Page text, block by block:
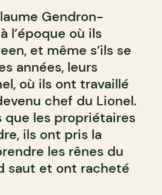
Gendron-
l’époque où ils
et même s’ils se
années, leurs
où ils ont travaillé
chef du Lionel.
que les propriétaires
ils ont pris la
les rênes du
saut et ont racheté